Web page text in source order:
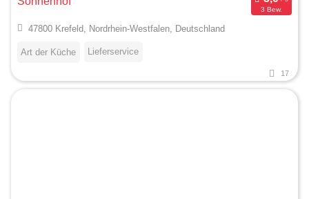
3 Bew.
47800 Krefeld, Nordrhein-Westfalen, Deutschland
Art der Küche Lieferservice
17